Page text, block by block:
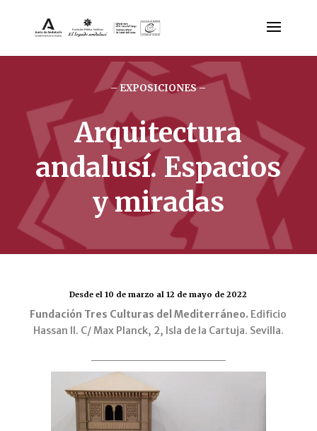
– EXPOSICIONES –
Arquitectura
andalusí. Espacios
y miradas
Desde el 10 de marzo al 12 de mayo de 2022
Fundación Tres Culturas del Mediterráneo. Edificio
Hassan II. C/ Max Planck, 2, Isla de la Cartuja. Sevilla.